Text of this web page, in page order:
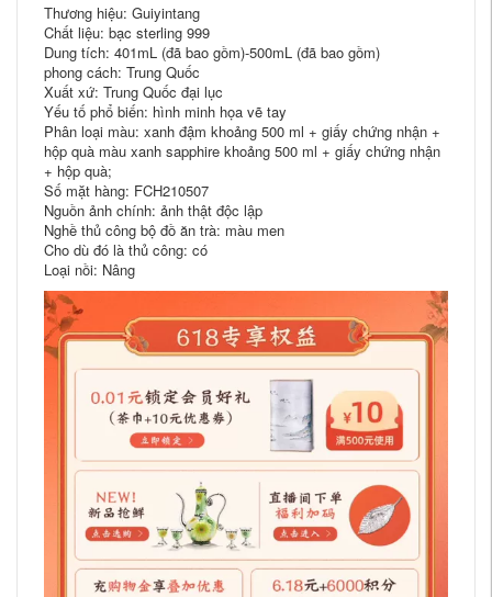
Thương hiệu: Guiyintang
Chất liệu: bạc sterling 999
Dung tích: 401mL (đã bao gồm)-500mL (đã bao gồm)
phong cách: Trung Quốc
Xuất xứ: Trung Quốc đại lục
Yếu tố phổ biến: hình minh họa vẽ tay
Phân loại màu: xanh đậm khoảng 500 ml + giấy chứng nhận +
hộp quà màu xanh sapphire khoảng 500 ml + giấy chứng nhận
+ hộp quà;
Số mặt hàng: FCH210507
Nguồn ảnh chính: ảnh thật độc lập
Nghề thủ công bộ đồ ăn trà: màu men
Cho dù đó là thủ công: có
Loại nồi: Nâng